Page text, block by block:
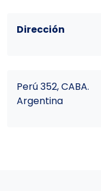
Dirección
Perú 352, CABA.
Argentina